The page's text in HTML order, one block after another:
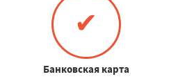
✔
Банковская карта